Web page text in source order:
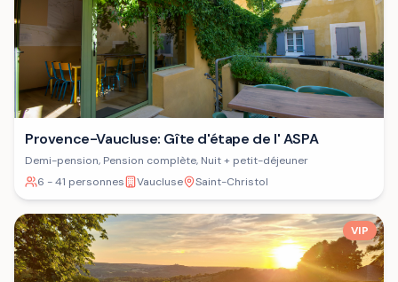
Provence-Vaucluse: Gîte d'étape de l' ASPA
Demi-pension, Pension complète, Nuit + petit-déjeuner
6 - 41 personnes
Vaucluse Saint-Christol
VIP